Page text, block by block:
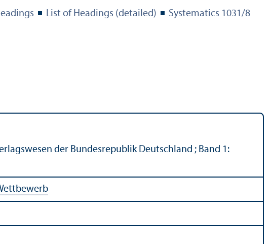
List of Headings (detailed) Systematics 1031/8
der Bundesrepublik Deutschland ; Band 1: